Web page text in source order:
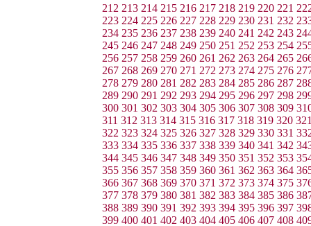
212 213 214 215 216 217 218 219 220 221
223 224 225 226 227 228 229 230 231 232
234 235 236 237 238 239 240 241 242 243
245 246 247 248 249 250 251 252 253 254
256 257 258 259 260 261 262 263 264 265
267 268 269 270 271 272 273 274 275 276
278 279 280 281 282 283 284 285 286 287
289 290 291 292 293 294 295 296 297 298
300 301 302 303 304 305 306 307 308 309
311 312 313 314 315 316 317 318 319 320
322 323 324 325 326 327 328 329 330 331
333 334 335 336 337 338 339 340 341 342
344 345 346 347 348 349 350 351 352 353
355 356 357 358 359 360 361 362 363 364
366 367 368 369 370 371 372 373 374 375
377 378 379 380 381 382 383 384 385 386
388 389 390 391 392 393 394 395 396 397
399 400 401 402 403 404 405 406 407 408